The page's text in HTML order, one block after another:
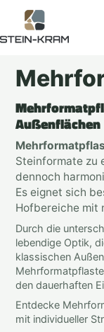
Außenflächen
Steinformate zu
dennoch
Es eignet sich
Hofbereiche mit
Durch die
lebendige Optik,
klassischen
den dauerhaften
Entdecke
mit individueller